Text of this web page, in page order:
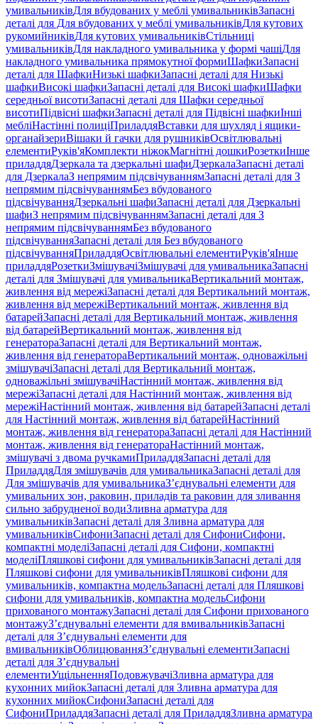
умивальниківДля вбудованих у меблі умивальниківЗапасні
деталі для Для вбудованих у меблі умивальниківДля кутових
рукомийниківДля кутових умивальниківСтільниці
умивальниківДля накладного умивальника у формі чашіДля
накладного умивальника прямокутної формиШафкиЗапасні
деталі для ШафкиНизькі шафкиЗапасні деталі для Низькі
шафкиВисокі шафкиЗапасні деталі для Високі шафкиШафки
середньої висотиЗапасні деталі для Шафки середньої
висотиПідвісні шафкиЗапасні деталі для Підвісні шафкиІнші
мебліНастінні полиціПриладдяВставки для шухляд і ящики-
органайзериВішаки й гачки для рушниківОсвітлювальні
елементиРуків'яКомплекти ніжокМагнітні дошкиРозеткиІнше
приладдяДзеркала та дзеркальні шафиДзеркалаЗапасні деталі
для ДзеркалаЗ непрямим підсвічуваннямЗапасні деталі для З
непрямим підсвічуваннямБез вбудованого
підсвічуванняДзеркальні шафиЗапасні деталі для Дзеркальні
шафиЗ непрямим підсвічуваннямЗапасні деталі для З
непрямим підсвічуваннямБез вбудованого
підсвічуванняЗапасні деталі для Без вбудованого
підсвічуванняПриладдяОсвітлювальні елементиРуків'яІнше
приладдяРозеткиЗмішувачіЗмішувачі для умивальникаЗапасні
деталі для Змішувачі для умивальникаВертикальний монтаж,
живлення від мережіЗапасні деталі для Вертикальний монтаж,
живлення від мережіВертикальний монтаж, живлення від
батарейЗапасні деталі для Вертикальний монтаж, живлення
від батарейВертикальний монтаж, живлення від
генератораЗапасні деталі для Вертикальний монтаж,
живлення від генератораВертикальний монтаж, одноважільні
змішувачіЗапасні деталі для Вертикальний монтаж,
одноважільні змішувачіНастінний монтаж, живлення від
мережіЗапасні деталі для Настінний монтаж, живлення від
мережіНастінний монтаж, живлення від батарейЗапасні деталі
для Настінний монтаж, живлення від батарейНастінний
монтаж, живлення від генератораЗапасні деталі для Настінний
монтаж, живлення від генератораНастінний монтаж,
змішувачі з двома ручкамиПриладдяЗапасні деталі для
ПриладдяДля змішувачів для умивальникаЗапасні деталі для
Для змішувачів для умивальникаЗ’єднувальні елементи для
умивальних зон, раковин, приладів та раковин для зливання
сильно забрудненої водиЗливна арматура для
умивальниківЗапасні деталі для Зливна арматура для
умивальниківСифониЗапасні деталі для СифониСифони,
компактні моделіЗапасні деталі для Сифони, компактні
моделіПляшкові сифони для умивальниківЗапасні деталі для
Пляшкові сифони для умивальниківПляшкові сифони для
умивальників, компактна модельЗапасні деталі для Пляшкові
сифони для умивальників, компактна модельСифони
прихованого монтажуЗапасні деталі для Сифони прихованого
монтажуЗ’єднувальні елементи для вмивальниківЗапасні
деталі для З’єднувальні елементи для
вмивальниківОблицюванняЗ’єднувальні елементиЗапасні
деталі для З’єднувальні
елементиУщільненняПодовжувачіЗливна арматура для
кухонних мийокЗапасні деталі для Зливна арматура для
кухонних мийокСифониЗапасні деталі для
СифониПриладдяЗапасні деталі для ПриладдяЗливна арматура